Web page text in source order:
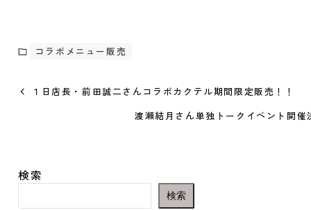
コラボメニュー販売
１日店長・前田誠二さんコラボカクテル期間限定販売！！
渡瀬結月さん単独トークイベント開催
検索
検索